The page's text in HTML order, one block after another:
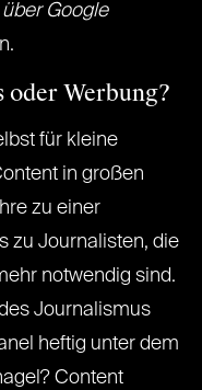
Google
Werbung?
für kleine
in großen
zu einer
zu Journalisten, die
notwendig sind.
Journalismus
heftig unter dem
Content